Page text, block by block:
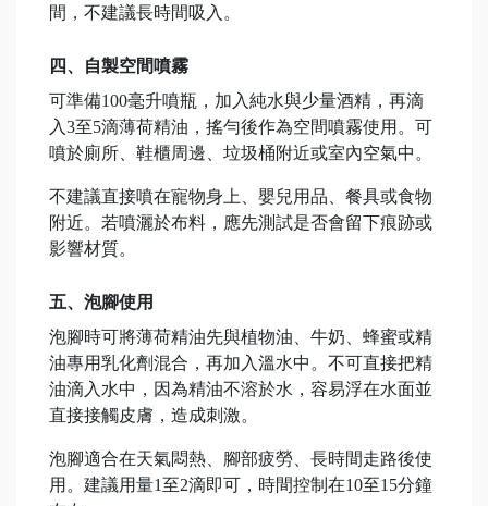
間，不建議長時間吸入。
四、自製空間噴霧
可準備100毫升噴瓶，加入純水與少量酒精，再滴
入3至5滴薄荷精油，搖勻後作為空間噴霧使用。可
噴於廁所、鞋櫃周邊、垃圾桶附近或室內空氣中。
不建議直接噴在寵物身上、嬰兒用品、餐具或食物
附近。若噴灑於布料，應先測試是否會留下痕跡或
影響材質。
五、泡腳使用
泡腳時可將薄荷精油先與植物油、牛奶、蜂蜜或精
油專用乳化劑混合，再加入溫水中。不可直接把精
油滴入水中，因為精油不溶於水，容易浮在水面並
直接接觸皮膚，造成刺激。
泡腳適合在天氣悶熱、腳部疲勞、長時間走路後使
用。建議用量1至2滴即可，時間控制在10至15分鐘